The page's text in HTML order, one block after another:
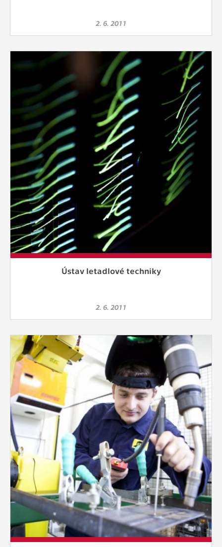
2. 6. 2011
Ústav letadlové techniky
2. 6. 2011